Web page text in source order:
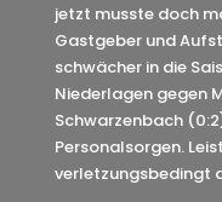
jetzt musste doch
Gastgeber und
schwächer in die
Niederlagen gegen
Schwarzenbach
Personalsorgen.
verletzungsbedingt